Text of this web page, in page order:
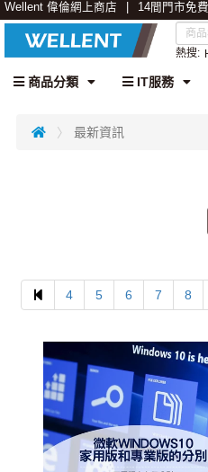
Wellent 偉倫網上商店 14間門市免
熱搜:
商品分類 IT服務
最新資訊
Previous
4 5 6 7 8